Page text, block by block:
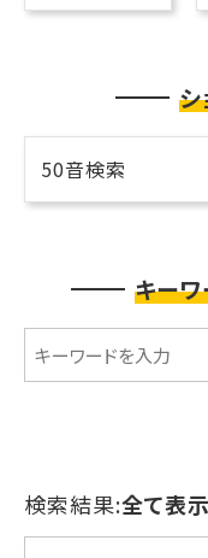
シ
50音検索
キーワ
検索結果:全て表示